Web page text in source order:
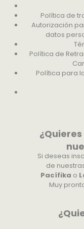
Política de
Autorización
datos
Política de
Política para
Si deseas
de
Pacífika o
Muy